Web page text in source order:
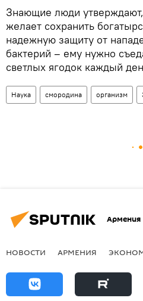
Знающие люди
желает сохранить
надежную защиту от
бактерий – ему нужно
светлых ягодок каждый
Наука смородина организм
Армения
НОВОСТИ АРМЕНИЯ